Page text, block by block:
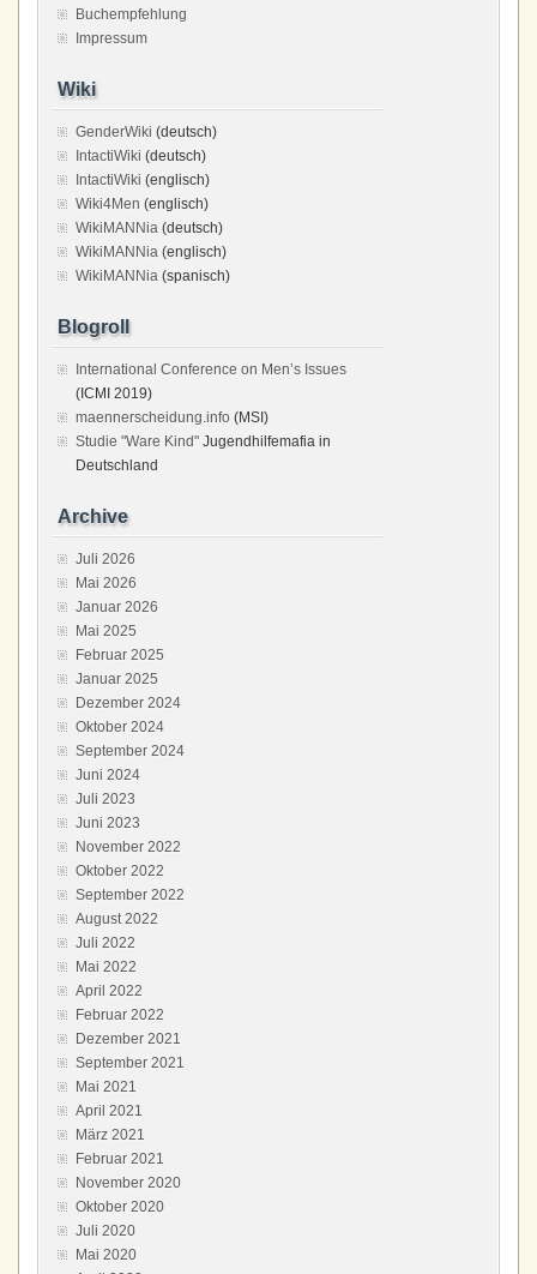
Buchempfehlung
Impressum
Wiki
GenderWiki (deutsch)
IntactiWiki (deutsch)
IntactiWiki (englisch)
Wiki4Men (englisch)
WikiMANNia (deutsch)
WikiMANNia (englisch)
WikiMANNia (spanisch)
Blogroll
International Conference on Men’s Issues
(ICMI 2019)
maennerscheidung.info (MSI)
Studie "Ware Kind" Jugendhilfemafia in
Deutschland
Archive
Juli 2026
Mai 2026
Januar 2026
Mai 2025
Februar 2025
Januar 2025
Dezember 2024
Oktober 2024
September 2024
Juni 2024
Juli 2023
Juni 2023
November 2022
Oktober 2022
September 2022
August 2022
Juli 2022
Mai 2022
April 2022
Februar 2022
Dezember 2021
September 2021
Mai 2021
April 2021
März 2021
Februar 2021
November 2020
Oktober 2020
Juli 2020
Mai 2020